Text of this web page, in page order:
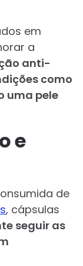
em
a
anti-
como
uma pele
e
de
, cápsulas
seguir as